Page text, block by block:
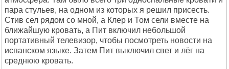
пара стульев, на одном из которых я решил присесть.
Стив сел рядом со мной, а Клер и Том сели вместе на
ближайшую кровать, а Пит включил небольшой
портативный телевизор, чтобы посмотреть новости на
испанском языке. Затем Пит выключил свет и лёг на
среднюю кровать.